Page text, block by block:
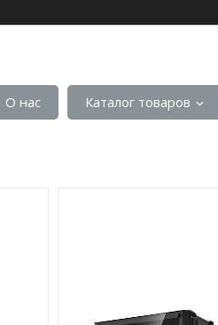
О нас Каталог товаров